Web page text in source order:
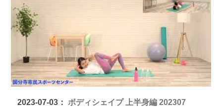
2023-07-03： ボディシェイプ 上半身編 202307